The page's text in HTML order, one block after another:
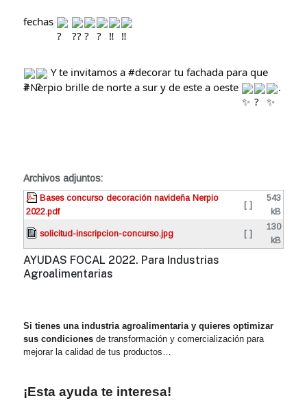
fechas
Y te invitamos a #decorar
#Nerpio brille de norte a sur y de este a oeste .
Archivos adjuntos:
Bases concurso decoración navideña Nerpio
2022.pdf
[ ]
543
kB
solicitud-inscripcion-concurso.jpg [ ]
130
kB
AYUDAS FOCAL 2022. Para Industrias
Agroalimentarias
Si tienes una industria agroalimentaria y quieres optimizar
sus condiciones de transformación y comercialización para
mejorar la calidad de tus productos…
¡Esta ayuda te interesa!